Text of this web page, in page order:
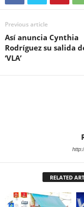
Previous article
Así anuncia Cynthia
Rodríguez su salida
‘VLA’
RELATED